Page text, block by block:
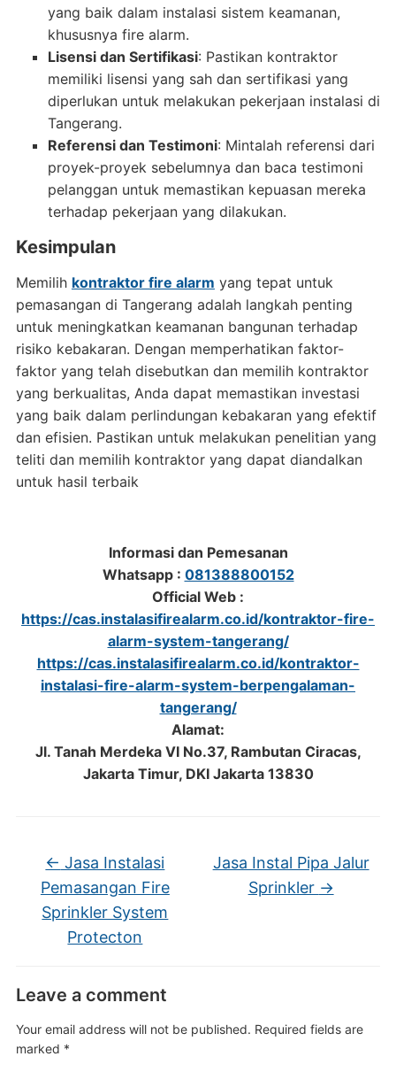
yang baik dalam instalasi sistem keamanan,
khususnya fire alarm.
Lisensi dan Sertifikasi: Pastikan kontraktor
memiliki lisensi yang sah dan sertifikasi yang
diperlukan untuk melakukan pekerjaan instalasi di
Tangerang.
Referensi dan Testimoni: Mintalah referensi dari
proyek-proyek sebelumnya dan baca testimoni
pelanggan untuk memastikan kepuasan mereka
terhadap pekerjaan yang dilakukan.
Kesimpulan
Memilih kontraktor fire alarm yang tepat untuk
pemasangan di Tangerang adalah langkah penting
untuk meningkatkan keamanan bangunan terhadap
risiko kebakaran. Dengan memperhatikan faktor-
faktor yang telah disebutkan dan memilih kontraktor
yang berkualitas, Anda dapat memastikan investasi
yang baik dalam perlindungan kebakaran yang efektif
dan efisien. Pastikan untuk melakukan penelitian yang
teliti dan memilih kontraktor yang dapat diandalkan
untuk hasil terbaik
Informasi dan Pemesanan
Whatsapp : 081388800152
Official Web :
https://cas.instalasifirealarm.co.id/kontraktor-fire-
alarm-system-tangerang/
https://cas.instalasifirealarm.co.id/kontraktor-
instalasi-fire-alarm-system-berpengalaman-
tangerang/
Alamat:
Jl. Tanah Merdeka VI No.37, Rambutan Ciracas,
Jakarta Timur, DKI Jakarta 13830
← Jasa Instalasi
Pemasangan Fire
Sprinkler System
Protecton
Jasa Instal Pipa Jalur
Sprinkler →
Leave a comment
Your email address will not be published. Required fields are
marked *